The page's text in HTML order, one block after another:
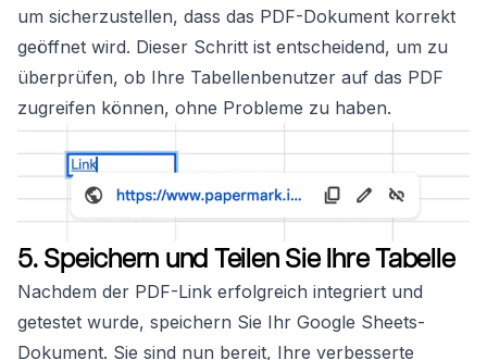
um sicherzustellen, dass das PDF-Dokument korrekt
geöffnet wird. Dieser Schritt ist entscheidend, um zu
überprüfen, ob Ihre Tabellenbenutzer auf das PDF
zugreifen können, ohne Probleme zu haben.
5. Speichern und Teilen Sie Ihre Tabelle
Nachdem der PDF-Link erfolgreich integriert und
getestet wurde, speichern Sie Ihr Google Sheets-
Dokument. Sie sind nun bereit, Ihre verbesserte